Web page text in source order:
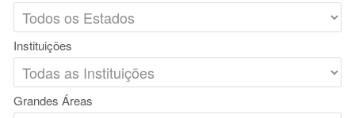
Instituições
Grandes Áreas